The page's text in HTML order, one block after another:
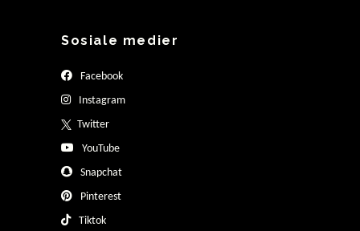
Sosiale medier
Facebook
Instagram
Twitter
YouTube
Snapchat
Pinterest
Tiktok